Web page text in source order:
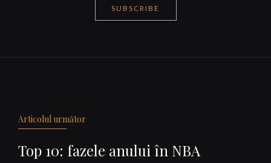
SUBSCRIBE
Articolul următor
Top 10: fazele anului în NBA